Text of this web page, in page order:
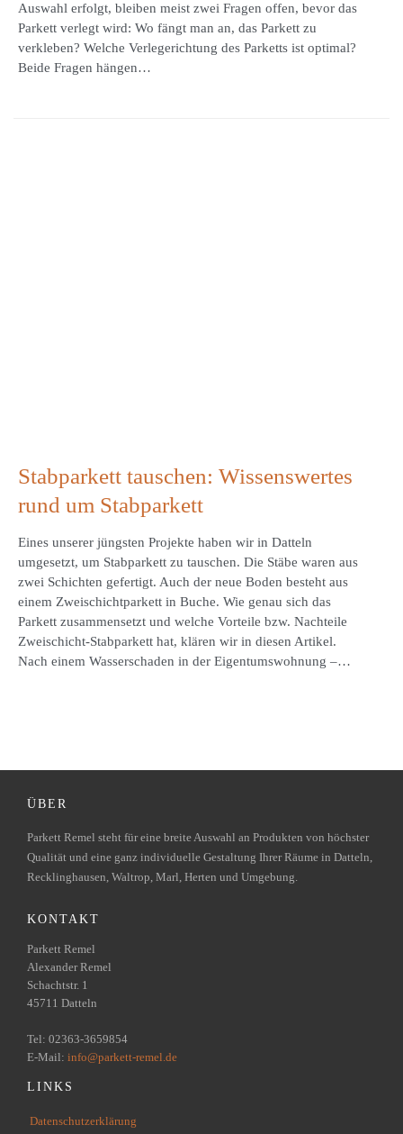
Auswahl erfolgt, bleiben meist zwei Fragen offen, bevor das
Parkett verlegt wird: Wo fängt man an, das Parkett zu
verkleben? Welche Verlegerichtung des Parketts ist optimal?
Beide Fragen hängen…
Stabparkett tauschen: Wissenswertes
rund um Stabparkett
Eines unserer jüngsten Projekte haben wir in Datteln
umgesetzt, um Stabparkett zu tauschen. Die Stäbe waren aus
zwei Schichten gefertigt. Auch der neue Boden besteht aus
einem Zweischichtparkett in Buche. Wie genau sich das
Parkett zusammensetzt und welche Vorteile bzw. Nachteile
Zweischicht-Stabparkett hat, klären wir in diesen Artikel.
Nach einem Wasserschaden in der Eigentumswohnung –…
ÜBER
Parkett Remel steht für eine breite Auswahl an Produkten von höchster
Qualität und eine ganz individuelle Gestaltung Ihrer Räume in Datteln,
Recklinghausen, Waltrop, Marl, Herten und Umgebung.
KONTAKT
Parkett Remel
Alexander Remel
Schachtstr. 1
45711 Datteln
Tel: 02363-3659854
E-Mail: info@parkett-remel.de
LINKS
Datenschutzerklärung